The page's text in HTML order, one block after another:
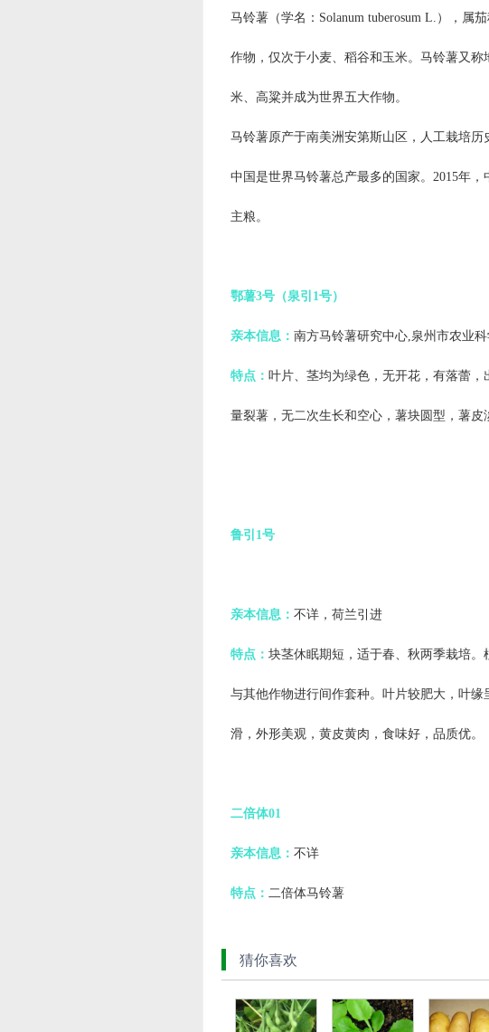
马铃薯（学名：Solanum tuberosum L.），属
作物，仅次于小麦、稻谷和玉米。马铃薯又
米、高粱并成为世界五大作物。
马铃薯原产于南美洲安第斯山区，人工栽培历
中国是世界马铃薯总产最多的国家。2015年
主粮。
鄂薯3号（泉引1号）
亲本信息： 南方马铃薯研究中心,泉州市农业科
特点： 叶片、茎均为绿色，无开花，有落蕾
量裂薯，无二次生长和空心，薯块圆型，薯皮
鲁引1号
亲本信息： 不详，荷兰引进
特点： 块茎休眠期短，适于春、秋两季栽培
与其他作物进行间作套种。叶片较肥大，叶
滑，外形美观，黄皮黄肉，食味好，品质优。
二倍体01
亲本信息： 不详
特点： 二倍体马铃薯
猜你喜欢